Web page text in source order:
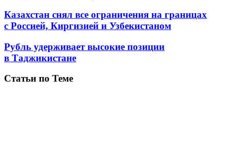
Казахстан снял все ограничения на границах
с Россией, Киргизией и Узбекистаном
Рубль удерживает высокие позиции
в Таджикистане
Статьи по Теме